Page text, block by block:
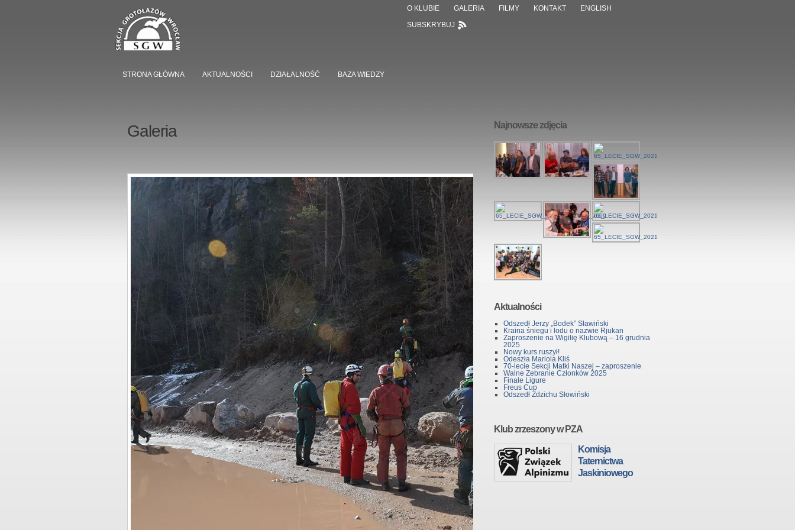
O KLUBIE GALERIA FILMY KONTAKT
ENGLISH
SUBSKRYBUJ
STRONA GŁÓWNA AKTUALNOŚCI DZIAŁALNOŚĆ BAZA WIEDZY
Galeria Najnowsze zdjęcia
Aktualności
Odszedł Jerzy „Bodek” Sławiński
Kraina śniegu i lodu o nazwie Rjukan
Zaproszenie na Wigilię Klubową – 16 grudnia
2025
Nowy kurs ruszył!
Odeszła Mariola Kliś
70-lecie Sekcji Matki Naszej – zaproszenie
Walne Zebranie Członków 2025
Finale Ligure
Freus Cup
Odszedł Zdzichu Słowiński
Klub zrzeszony w PZA
Komisja
Taternictwa
Jaskiniowego